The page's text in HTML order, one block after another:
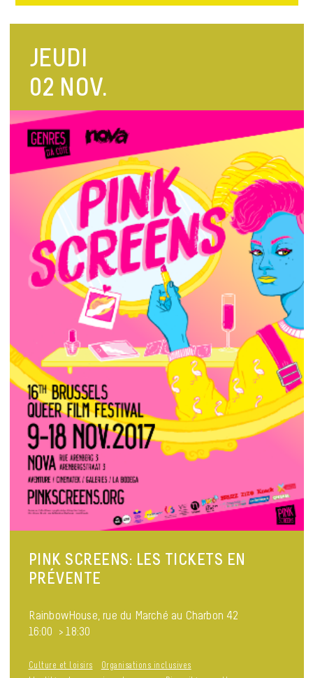
JEUDI
02 NOV.
PINK SCREENS: LES TICKETS EN
PRÉVENTE
RainbowHouse, rue du Marché au Charbon 42
16:00 > 18:30
Culture et loisirs
Organisations inclusives